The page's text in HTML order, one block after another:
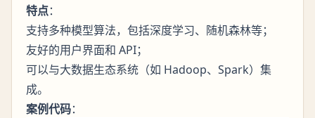
特点：
支持多种模型算法，包括深度学习、随机森林等；
友好的用户界面和 API；
可以与大数据生态系统（如 Hadoop、Spark）集
成。
案例代码：